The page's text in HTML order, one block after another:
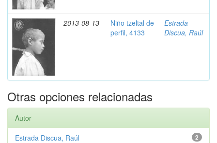
2013-08-13
Niño tzeltal de
perfil, 4133
Estrada
Discua, Raúl
Otras opciones relacionadas
Autor
2
Estrada Discua, Raúl